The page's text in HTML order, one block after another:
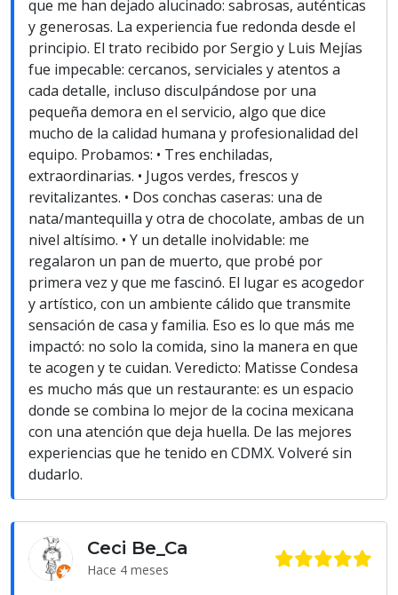
que me han dejado alucinado: sabrosas, auténticas
y generosas. La experiencia fue redonda desde el
principio. El trato recibido por Sergio y Luis Mejías
fue impecable: cercanos, serviciales y atentos a
cada detalle, incluso disculpándose por una
pequeña demora en el servicio, algo que dice
mucho de la calidad humana y profesionalidad del
equipo. Probamos: • Tres enchiladas,
extraordinarias. • Jugos verdes, frescos y
revitalizantes. • Dos conchas caseras: una de
nata/mantequilla y otra de chocolate, ambas de un
nivel altísimo. • Y un detalle inolvidable: me
regalaron un pan de muerto, que probé por
primera vez y que me fascinó. El lugar es acogedor
y artístico, con un ambiente cálido que transmite
sensación de casa y familia. Eso es lo que más me
impactó: no solo la comida, sino la manera en que
te acogen y te cuidan. Veredicto: Matisse Condesa
es mucho más que un restaurante: es un espacio
donde se combina lo mejor de la cocina mexicana
con una atención que deja huella. De las mejores
experiencias que he tenido en CDMX. Volveré sin
dudarlo.
Ceci Be_Ca
Hace 4 meses